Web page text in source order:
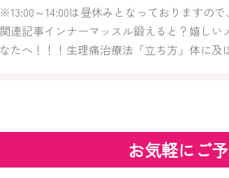
※13:00～14:00は昼休みとなっておりますの
関連記事インナーマッスル鍛えると？嬉し
なたへ！！！生理痛治療法「立ち方」体に
お気軽にご